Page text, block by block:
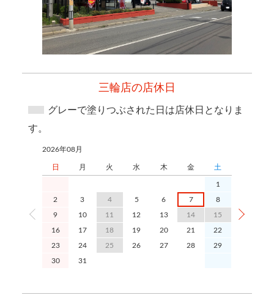
三輪店の店休日
グレーで塗りつぶされた日は店休日となりま
す。
2026年08月
日 月 火 水 木 金 土
1
2 3 4 5 6 7 8
9 10 11 12 13 14 15
16 17 18 19 20 21 22
23 24 25 26 27 28 29
30 31
13